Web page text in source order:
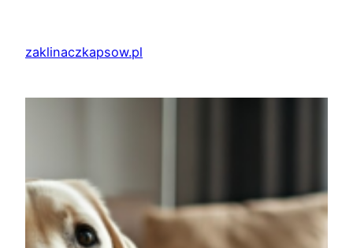
treścizaklinaczkapsow.pl